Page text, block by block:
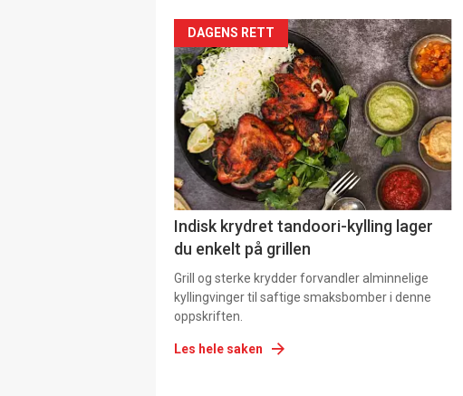
DAGENS RETT
Indisk krydret tandoori-kylling lager
du enkelt på grillen
Grill og sterke krydder forvandler alminnelige
kyllingvinger til saftige smaksbomber i denne
oppskriften.
Les hele saken